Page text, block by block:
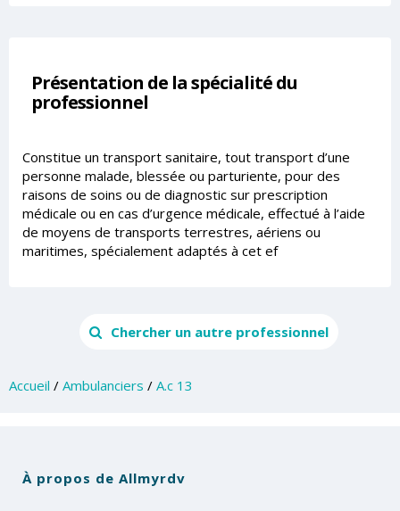
Présentation de la spécialité du
professionnel
Constitue un transport sanitaire, tout transport d’une
personne malade, blessée ou parturiente, pour des
raisons de soins ou de diagnostic sur prescription
médicale ou en cas d’urgence médicale, effectué à l’aide
de moyens de transports terrestres, aériens ou
maritimes, spécialement adaptés à cet ef
Chercher un autre professionnel
Accueil / Ambulanciers / A.c 13
À propos de Allmyrdv